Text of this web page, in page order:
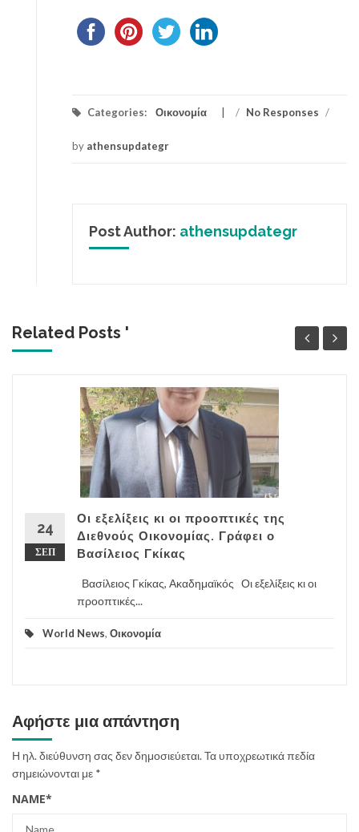
Categories: Οικονομία / No Responses /
by athensupdategr
Post Author: athensupdategr
Related Posts '
24
ΣΕΠ
Οι εξελίξεις κι οι προοπτικές της
Διεθνούς Οικονομίας. Γράφει ο
Βασίλειος Γκίκας
Βασίλειος Γκίκας, Ακαδημαϊκός Οι εξελίξεις κι οι
προοπτικές...
World News, Οικονομία
Αφήστε μια απάντηση
Η ηλ. διεύθυνση σας δεν δημοσιεύεται.Τα υποχρεωτικά πεδία
σημειώνονται με *
NAME*